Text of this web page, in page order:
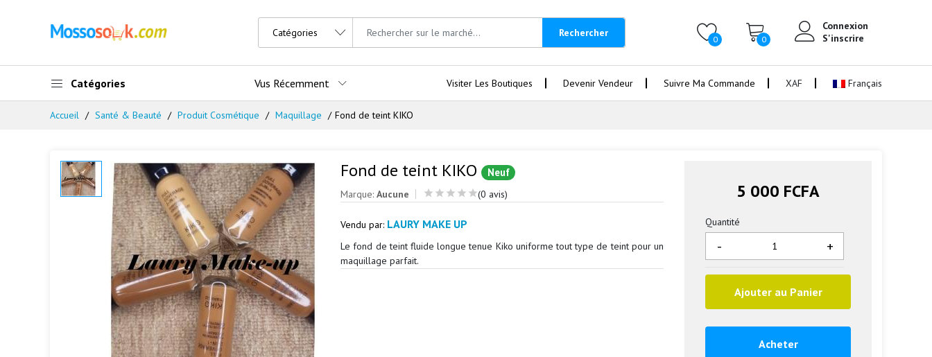
Rechercher
0 0
Connexion
S'inscrire
Catégories Vus Récemment Visiter Les Boutiques Devenir Vendeur Suivre Ma Commande XAF Français
Accueil Santé & Beauté Produit Cosmétique Maquillage Fond de teint KIKO
Fond de teint KIKO Neuf
Marque:Aucune (0 avis)
Vendu par: LAURY MAKE UP
Le fond de teint fluide longue tenue Kiko uniforme tout type de teint pour un
maquillage parfait.
5 000 FCFA
Quantité
+
-
Ajouter au Panier
Acheter